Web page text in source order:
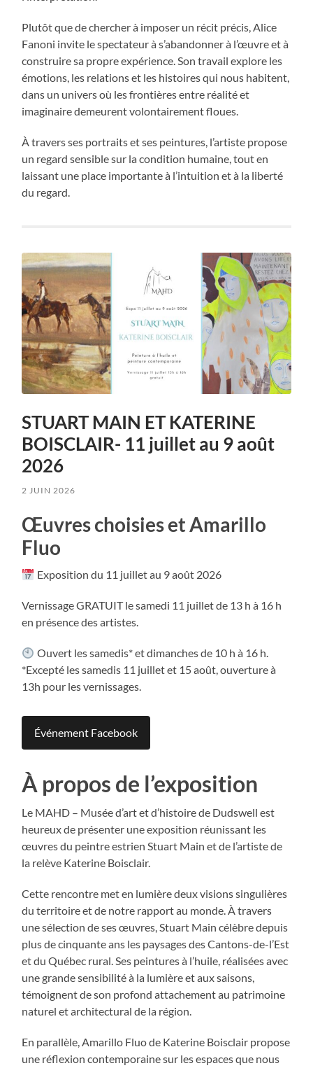
Plutôt que de chercher à imposer un récit précis, Alice
Fanoni invite le spectateur à s’abandonner à l’œuvre et à
construire sa propre expérience. Son travail explore les
émotions, les relations et les histoires qui nous habitent,
dans un univers où les frontières entre réalité et
imaginaire demeurent volontairement floues.
À travers ses portraits et ses peintures, l’artiste propose
un regard sensible sur la condition humaine, tout en
laissant une place importante à l’intuition et à la liberté
du regard.
STUART MAIN ET KATERINE
BOISCLAIR- 11 juillet au 9 août
2026
2 JUIN 2026
Œuvres choisies et Amarillo
Fluo
Exposition du 11 juillet au 9 août 2026
Vernissage GRATUIT le samedi 11 juillet de 13 h à 16 h
en présence des artistes.
Ouvert les samedis* et dimanches de 10 h à 16 h.
*Excepté les samedis 11 juillet et 15 août, ouverture à
13h pour les vernissages.
Événement Facebook
À propos de l’exposition
Le MAHD – Musée d’art et d’histoire de Dudswell est
heureux de présenter une exposition réunissant les
œuvres du peintre estrien Stuart Main et de l’artiste de
la relève Katerine Boisclair.
Cette rencontre met en lumière deux visions singulières
du territoire et de notre rapport au monde. À travers
une sélection de ses œuvres, Stuart Main célèbre depuis
plus de cinquante ans les paysages des Cantons-de-l’Est
et du Québec rural. Ses peintures à l’huile, réalisées avec
une grande sensibilité à la lumière et aux saisons,
témoignent de son profond attachement au patrimoine
naturel et architectural de la région.
En parallèle, Amarillo Fluo de Katerine Boisclair propose
une réflexion contemporaine sur les espaces que nous